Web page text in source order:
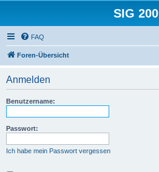
SIG 200
FAQ
Foren-Übersicht
Anmelden
Benutzername:
Passwort:
Ich habe mein Passwort vergessen